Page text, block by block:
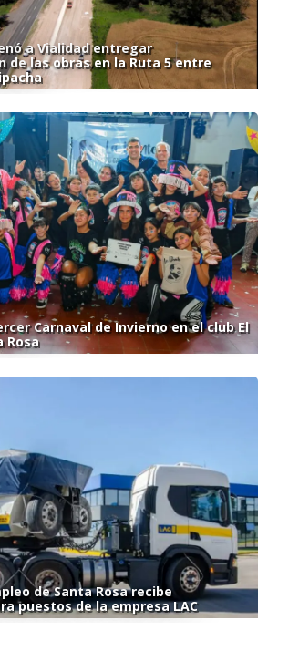
a Vialidad entregar
de las obras en la Ruta 5 entre
Carnaval de Invierno en el club El
Rosa
de Santa Rosa recibe
puestos de la empresa LAC